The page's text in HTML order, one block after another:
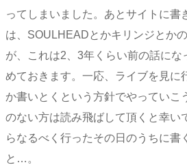
ってしまいました。あとサイトに書
は、SOULHEADとかキリンジとか
が、これは2、3年くらい前の話にな
めておきます。一応、ライブを見に
か書いとくという方針でやっていこ
のない方は読み飛ばして頂くと幸い
らなるべく行ったその日のうちに書
と…。